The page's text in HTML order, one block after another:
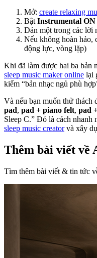
Mở: create relaxing
BậtInstrumental ON
Dán một trong các lời
Nếu không hoàn hảo,
động lực, vòng lặp)
Khi đã làm được hai ba bản
sleep music maker online lại
kiếm “bản nhạc ngủ phù
Và nếu bạn muốn thử
pad, pad + piano felt, pad
Sleep C.” Đó là cách nhanh
sleep music creatorvà xây
Thêm bài viết về
Tìm thêm bài viết & tin tức